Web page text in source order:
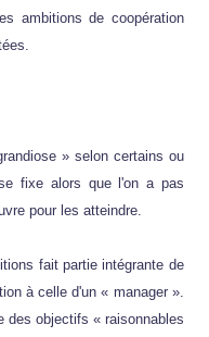
ambitions de coopération
» selon certains ou
fixe alors que l'on a pas
pour les atteindre.
fait partie intégrante de
à celle d'un « manager ».
des objectifs « raisonnables